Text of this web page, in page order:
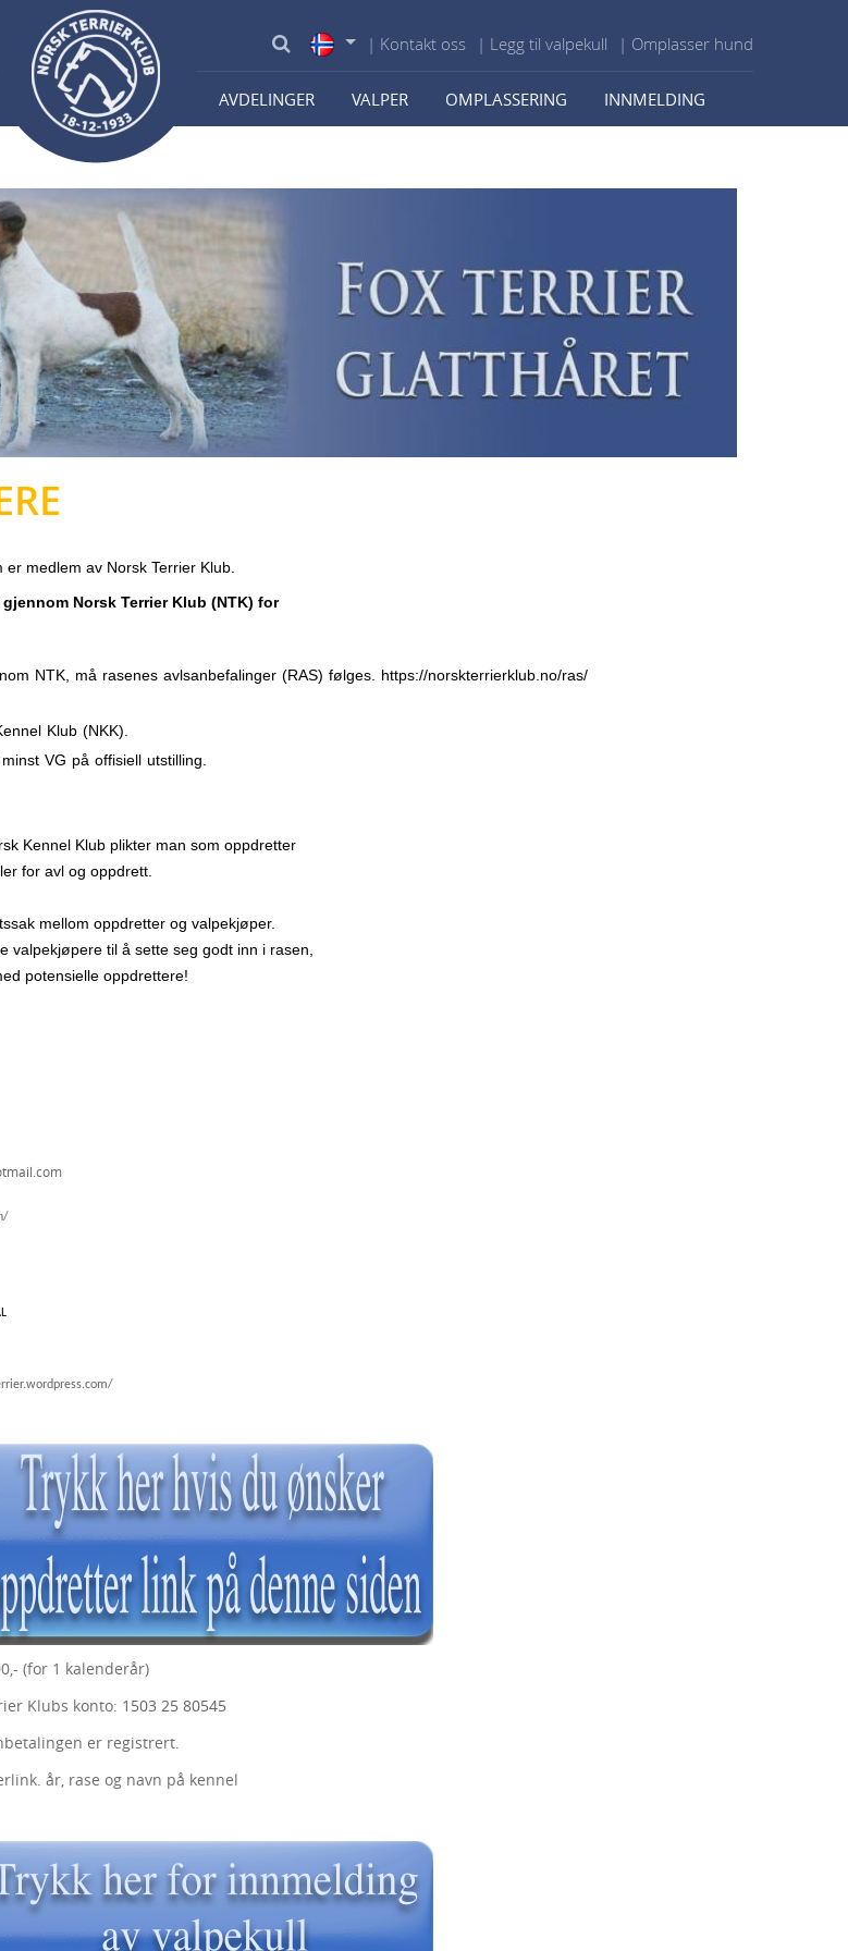
| Kontakt oss | Legg til valpekull | Omplasser hund
AVDELINGER VALPER OMPLASSERING INNMELDING
medlem av Norsk Terrier Klub.
Norsk Terrier Klub (NTK) for
NTK, må rasenes avlsanbefalinger (RAS) følges. https://norskterrierklub.no/ras/
Klub (NKK).
VG på offisiell utstilling.
Kennel Klub plikter man som oppdretter
for avl og oppdrett.
mellom oppdretter og valpekjøper.
valpekjøpere til å sette seg godt inn i rasen,
potensielle oppdrettere!
(for 1 kalenderår)
Klubs konto: 1503 25 80545
er registrert.
år, rase og navn på kennel